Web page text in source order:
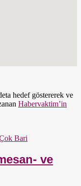
hedef göstererek ve
Habervaktim’in
ve